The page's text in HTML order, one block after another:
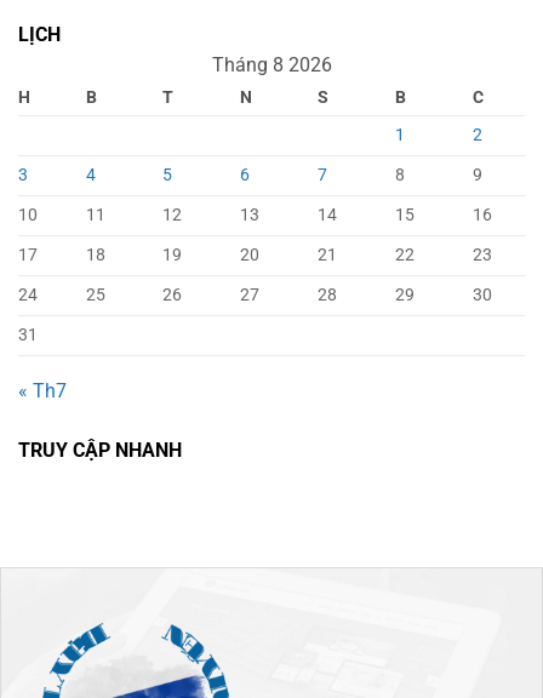
LỊCH
Tháng 8 2026
H B T N S B
C
1
2
3
4 5 6 7 8
9
10
11 12 13 14 15
16
17
18 19 20 21 22
23
24
25 26 27 28 29
30
31
« Th7
TRUY CẬP NHANH